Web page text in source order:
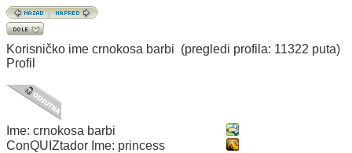
Korisničko ime crnokosa barbi (pregledi profila: 11322 puta)
Profil
Ime: crnokosa barbi
ConQUIZtador Ime: princess